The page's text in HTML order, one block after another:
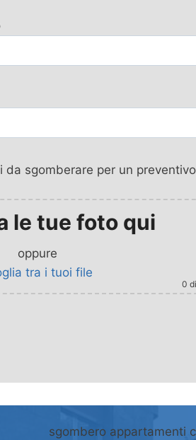
da sgomberare per un preventivo
le tue foto qui
oppure
tra i tuoi file
0
sgombero appartamenti